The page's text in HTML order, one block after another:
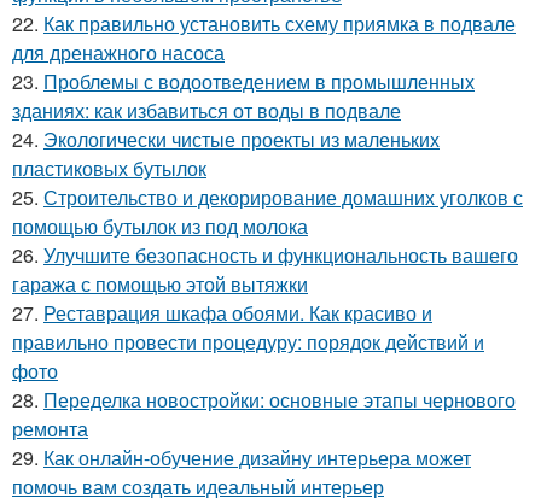
22. Как правильно установить схему приямка в подвале
для дренажного насоса
23. Проблемы с водоотведением в промышленных
зданиях: как избавиться от воды в подвале
24. Экологически чистые проекты из маленьких
пластиковых бутылок
25. Строительство и декорирование домашних уголков с
помощью бутылок из под молока
26. Улучшите безопасность и функциональность вашего
гаража с помощью этой вытяжки
27. Реставрация шкафа обоями. Как красиво и
правильно провести процедуру: порядок действий и
фото
28. Переделка новостройки: основные этапы чернового
ремонта
29. Как онлайн-обучение дизайну интерьера может
помочь вам создать идеальный интерьер